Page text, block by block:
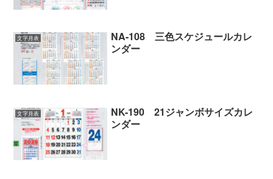
文字月表
NA-108 三色スケジュールカレ
ンダー
文字月表
NK-190 21ジャンボサイズカレ
ンダー